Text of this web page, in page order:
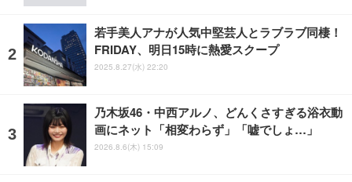
若手美人アナが人気中堅芸人とラブラブ同棲！
FRIDAY、明日15時に熱愛スクープ
2025.8.27(水) 22:20
乃木坂46・中西アルノ、どんくさすぎる浴衣動
画にネット「相変わらず」「嘘でしょ…」
2026.8.6(木) 15:09